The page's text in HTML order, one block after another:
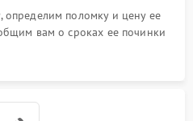
определим поломку и цену ее
вам о сроках ее починки